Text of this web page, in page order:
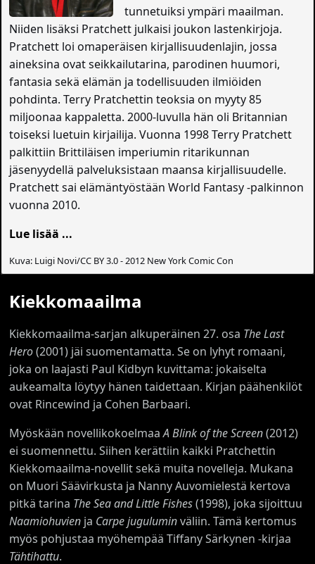
tunnetuiksi ympäri maailman.
Niiden lisäksi Pratchett julkaisi joukon lastenkirjoja.
Pratchett loi omaperäisen kirjallisuudenlajin, jossa
aineksina ovat seikkailutarina, parodinen huumori,
fantasia sekä elämän ja todellisuuden ilmiöiden
pohdinta. Terry Pratchettin teoksia on myyty 85
miljoonaa kappaletta. 2000-luvulla hän oli Britannian
toiseksi luetuin kirjailija. Vuonna 1998 Terry Pratchett
palkittiin Brittiläisen imperiumin ritarikunnan
jäsenyydellä palveluksistaan maansa kirjallisuudelle.
Pratchett sai elämäntyöstään World Fantasy -palkinnon
vuonna 2010.
Lue lisää ...
Kuva: Luigi Novi/CC BY 3.0 - 2012 New York Comic Con
Kiekkomaailma
Kiekkomaailma-sarjan alkuperäinen 27. osa The Last
Hero(2001) jäi suomentamatta. Se on lyhyt romaani,
joka on laajasti Paul Kidbyn kuvittama: jokaiselta
aukeamalta löytyy hänen taidettaan. Kirjan päähenkilöt
ovat Rincewind ja Cohen Barbaari.
Myöskään novellikokoelmaaA Blink of the Screen(2012)
ei suomennettu. Siihen kerättiin kaikki Pratchettin
Kiekkomaailma-novellit sekä muita novelleja. Mukana
on Muori Säävirkusta ja Nanny Auvomielestä kertova
pitkä tarina The Sea and Little Fishes(1998), joka sijoittuu
Naamiohuvien ja Carpe juguluminväliin. Tämä kertomus
myös pohjustaa myöhempää Tiffany Särkynen -kirjaa
Tähtihattu.